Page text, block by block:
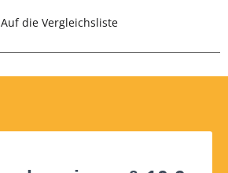
Auf die Vergleichsliste